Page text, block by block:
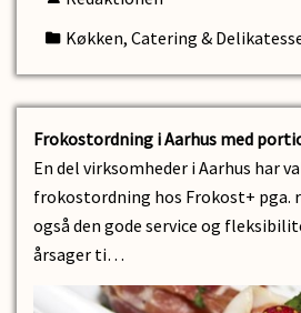
Køkken, Catering &
Frokostordning i Aarhus med
En del virksomheder i Aarhus har
frokostordning hos Frokost+ pga.
også den gode service og
årsager ti…